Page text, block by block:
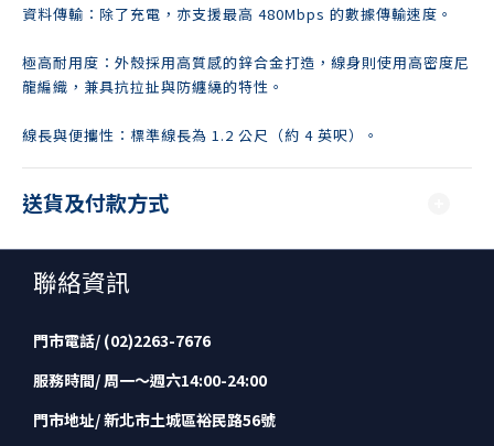
資料傳輸：除了充電，亦支援最高 480Mbps 的數據傳輸速度。
極高耐用度：外殼採用高質感的鋅合金打造，線身則使用高密度尼
龍編織，兼具抗拉扯與防纏繞的特性。
線長與便攜性：標準線長為 1.2 公尺（約 4 英呎）。
送貨及付款方式
聯絡資訊
門市電話/ (02)2263-7676
服務時間/ 周一～週六14:00-24:00
門市地址/ 新北市土城區裕民路56號